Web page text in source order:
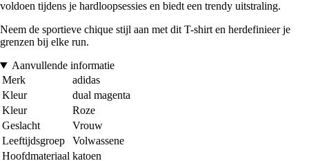
voldoen tijdens je hardloopsessies en biedt een trendy uitstraling.
Neem de sportieve chique stijl aan met dit T-shirt en herdefinieer je
grenzen bij elke run.
Aanvullende informatie
Merk
adidas
Kleur
dual magenta
Kleur
Roze
Geslacht
Vrouw
Leeftijdsgroep
Volwassene
Hoofdmateriaal katoen